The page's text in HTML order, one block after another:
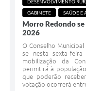
DESENVOLVIMENTO
GABINETE
SAÚDE E
Morro Redondo
2026
O Conselho
se nesta sexta-
mobilização da
permitirá à
que poderão
votação ocorrerá entre